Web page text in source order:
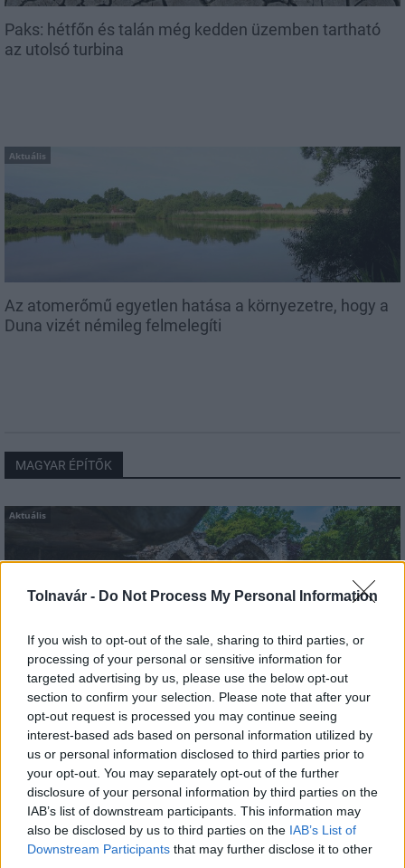
Tolnavár - Do Not Process My Personal Information
If you wish to opt-out of the sale, sharing to third parties, or
processing of your personal or sensitive information for
targeted advertising by us, please use the below opt-out
section to confirm your selection. Please note that after your
opt-out request is processed you may continue seeing
interest-based ads based on personal information utilized by
us or personal information disclosed to third parties prior to
your opt-out. You may separately opt-out of the further
disclosure of your personal information by third parties on the
IAB’s list of downstream participants. This information may
also be disclosed by us to third parties on the IAB’s List of
Downstream Participants that may further disclose it to other
Paks: hétfőn és talán még kedden üzemben tartható
az utolsó turbina
Aktuális
Az atomerőmű egyetlen hatása a környezetre, hogy a
Duna vizét némileg felmelegíti
MAGYAR ÉPÍTŐK
Aktuális
Tata műemlékfelújítás műemlék restaurálás
Történelmi táj, amelynek minden köve mesél –
megújul a tatai Angolkert
A projekt részeként megújulnak a területen található
műemlékek, köztük a különleges Műromok, valamint a közeli